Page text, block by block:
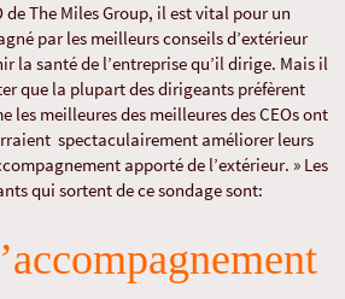
de The Miles Group, il est vital pour un
par les meilleurs conseils d’extérieur
la santé de l’entreprise qu’il dirige. Mais il
que la plupart des dirigeants préfèrent
les meilleures des meilleures des CEOs ont
spectaculairement améliorer leurs
apporté de l’extérieur. » Les
qui sortent de ce sondage sont: